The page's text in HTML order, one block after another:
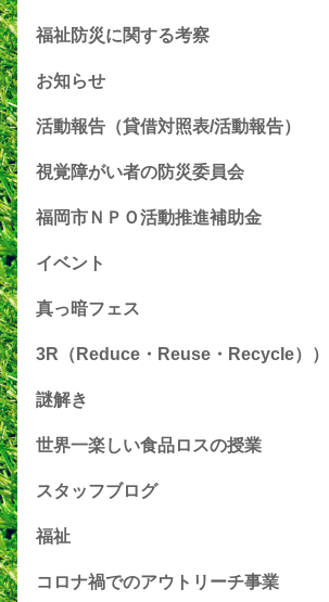
福祉防災に関する考察
お知らせ
活動報告（貸借対照表/活動報告）
視覚障がい者の防災委員会
福岡市ＮＰＯ活動推進補助金
イベント
真っ暗フェス
3R（Reduce・Reuse・Recycle））
謎解き
世界一楽しい食品ロスの授業
スタッフブログ
福祉
コロナ禍でのアウトリーチ事業